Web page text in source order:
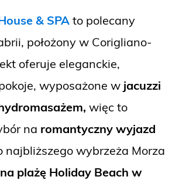
& SPA to polecany
położony w Corigliano-
oferuje eleganckie,
wyposażone w jacuzzi
więc to
na romantyczny wyjazd
najbliższego wybrzeża Morza
na plażę Holiday Beach w